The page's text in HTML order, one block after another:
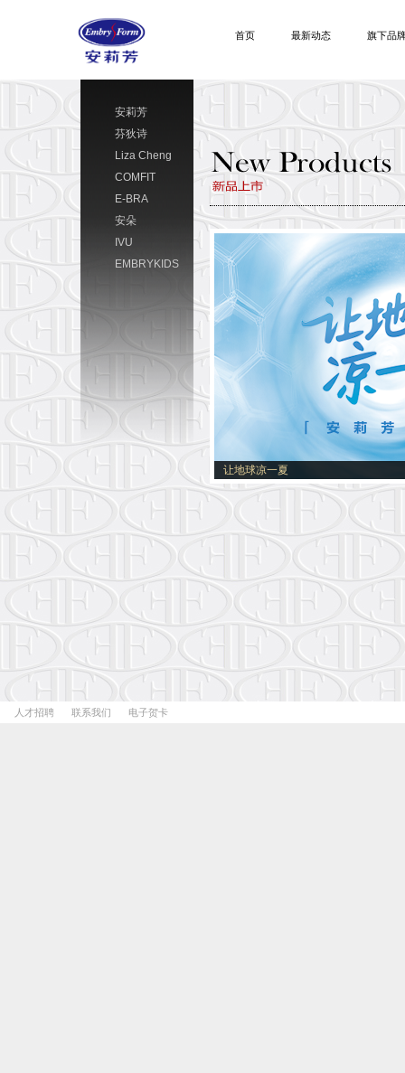
首页 最新动态 旗下品
安莉芳
芬狄诗
Liza Cheng
COMFIT
E-BRA
安朵
IVU
EMBRYKIDS
让地球凉一夏
人才招聘 联系我们 电子贺卡